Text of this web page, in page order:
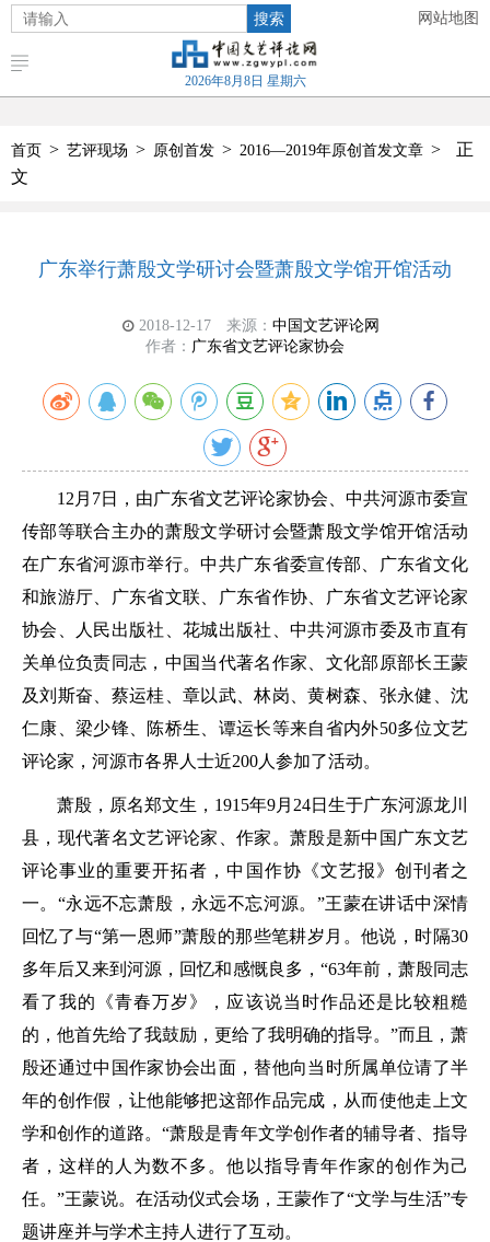
搜索 网站地图
2026年8月8日 星期六
首页 > 艺评现场 > 原创首发 > 2016—2019年原创首发文章 >
正
文
广东举行萧殷文学研讨会暨萧殷文学馆开馆活动
2018-12-17 来源： 中国文艺评论网
作者： 广东省文艺评论家协会
12月7日，由广东省文艺评论家协会、中共河源市委宣
传部等联合主办的萧殷文学研讨会暨萧殷文学馆开馆活动
在广东省河源市举行。中共广东省委宣传部、广东省文化
和旅游厅、广东省文联、广东省作协、广东省文艺评论家
协会、人民出版社、花城出版社、中共河源市委及市直有
关单位负责同志，中国当代著名作家、文化部原部长王蒙
及刘斯奋、蔡运桂、章以武、林岗、黄树森、张永健、沈
仁康、梁少锋、陈桥生、谭运长等来自省内外50多位文艺
评论家，河源市各界人士近200人参加了活动。
萧殷，原名郑文生，1915年9月24日生于广东河源龙川
县，现代著名文艺评论家、作家。萧殷是新中国广东文艺
评论事业的重要开拓者，中国作协《文艺报》创刊者之
一。“永远不忘萧殷，永远不忘河源。”王蒙在讲话中深情
回忆了与“第一恩师”萧殷的那些笔耕岁月。他说，时隔30
多年后又来到河源，回忆和感慨良多，“63年前，萧殷同志
看了我的《青春万岁》，应该说当时作品还是比较粗糙
的，他首先给了我鼓励，更给了我明确的指导。”而且，萧
殷还通过中国作家协会出面，替他向当时所属单位请了半
年的创作假，让他能够把这部作品完成，从而使他走上文
学和创作的道路。“萧殷是青年文学创作者的辅导者、指导
者，这样的人为数不多。他以指导青年作家的创作为己
任。”王蒙说。在活动仪式会场，王蒙作了“文学与生活”专
题讲座并与学术主持人进行了互动。